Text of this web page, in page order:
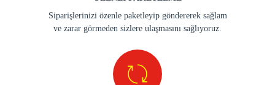
Siparişlerinizi özenle paketleyip göndererek sağlam
ve zarar görmeden sizlere ulaşmasını sağlıyoruz.